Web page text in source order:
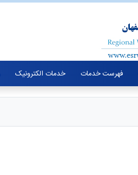
فهرست خدمات خدمات الکترونیک